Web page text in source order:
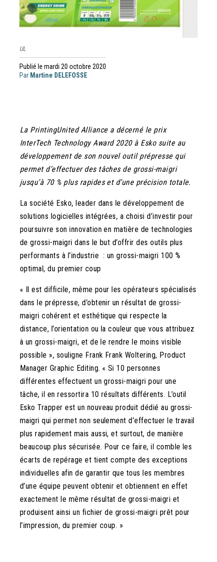
Publié le mardi 20 octobre 2020
Par Martine DELEFOSSE
UL
La PrintingUnited Alliance a décerné le prix
InterTech Technology Award 2020 à Esko suite au
développement de son nouvel outil prépresse qui
permet d’effectuer des tâches de grossi-maigri
jusqu’à 70 % plus rapides et d’une précision totale.
La société Esko, leader dans le développement de
solutions logicielles intégrées, a choisi d’investir pour
poursuivre son innovation en matière de technologies
de grossi-maigri dans le but d’offrir des outils plus
performants à l’industrie : un grossi-maigri 100 %
optimal, du premier coup
« Il est difficile, même pour les opérateurs spécialisés
dans le prépresse, d’obtenir un résultat de grossi-
maigri cohérent et esthétique qui respecte la
distance, l’orientation ou la couleur que vous attribuez
à un grossi-maigri, et de le rendre le moins visible
possible », souligne Frank Frank Woltering, Product
Manager Graphic Editing. « Si 10 personnes
différentes effectuent un grossi-maigri pour une
tâche, il en ressortira 10 résultats différents. L’outil
Esko Trapper est un nouveau produit dédié au grossi-
maigri qui permet non seulement d’effectuer le travail
plus rapidement mais aussi, et surtout, de manière
beaucoup plus sécurisée. Pour ce faire, il comble les
écarts de repérage et tient compte des exceptions
individuelles afin de garantir que tous les membres
d’une équipe peuvent obtenir et obtiennent en effet
exactement le même résultat de grossi-maigri et
produisent ainsi un fichier de grossi-maigri prêt pour
l’impression, du premier coup. »